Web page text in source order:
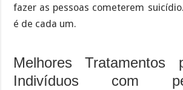
fazer as pessoas cometerem
é de cada um.
Melhores Tratamentos
Indivíduos com